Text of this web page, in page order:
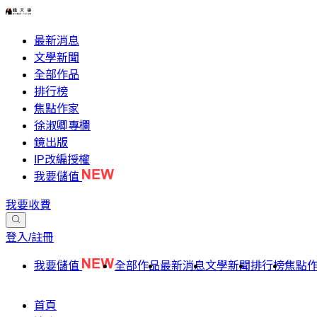
最新消息
文學新聞
全部作品
排行榜
焦點作家
徐淑卿專欄
鏡出版
IP改編授權
我要儲值
我要收費
登入/註冊
我要儲值 全部作品最新消息文學新聞排行榜焦點
首頁